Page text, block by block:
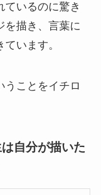
ているのに驚き
を描き、言葉に
います。
うことをイチロ
自分が描いた